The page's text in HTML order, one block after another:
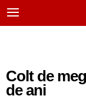
Colt de
de ani